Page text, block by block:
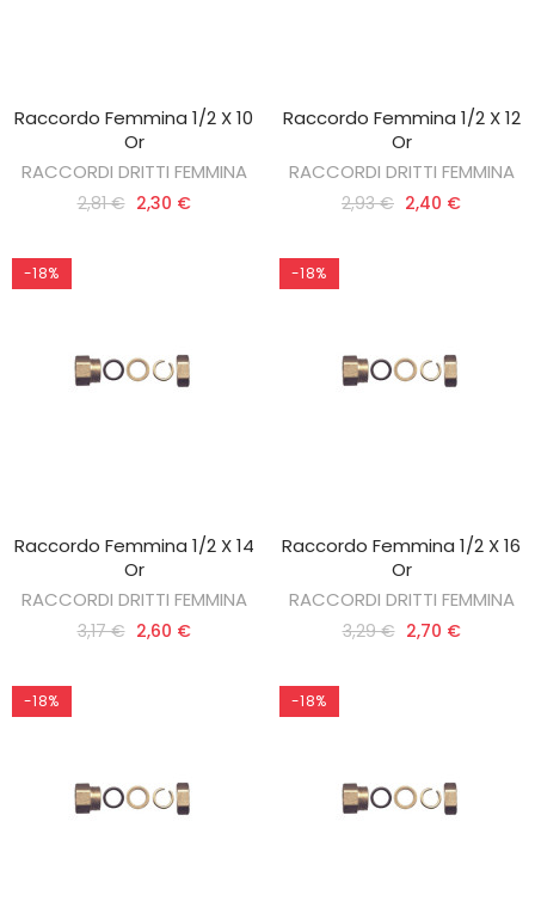
AGGIUNGI AL CARRELLO
Raccordo Femmina 1/2 X 10
Or
RACCORDI DRITTI FEMMINA
2,81 € 2,30 €
AGGIUNGI AL CARRELLO
Raccordo Femmina 1/2 X 12
Or
RACCORDI DRITTI FEMMINA
2,93 € 2,40 €
-18%
AGGIUNGI AL CARRELLO
Raccordo Femmina 1/2 X 14
Or
RACCORDI DRITTI FEMMINA
3,17 € 2,60 €
-18%
AGGIUNGI AL CARRELLO
Raccordo Femmina 1/2 X 16
Or
RACCORDI DRITTI FEMMINA
3,29 € 2,70 €
-18% -18%